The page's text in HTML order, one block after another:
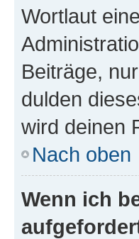
Wortlaut
Beiträge,
dulden
wird deinen
Nach oben
Wenn ich